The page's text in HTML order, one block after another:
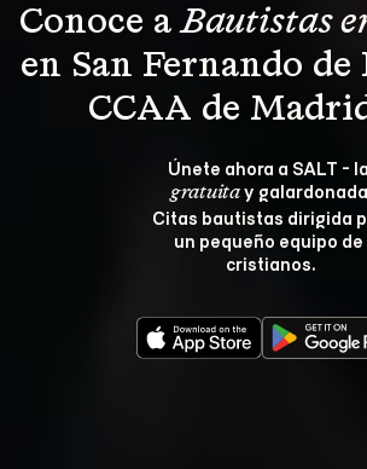
Conoce a Bautistas
en San Fernando de
CCAA de
Únete ahora a SALT - la
gratuita y galardonada
Citas bautistas dirigida
un pequeño equipo de
cristianos.